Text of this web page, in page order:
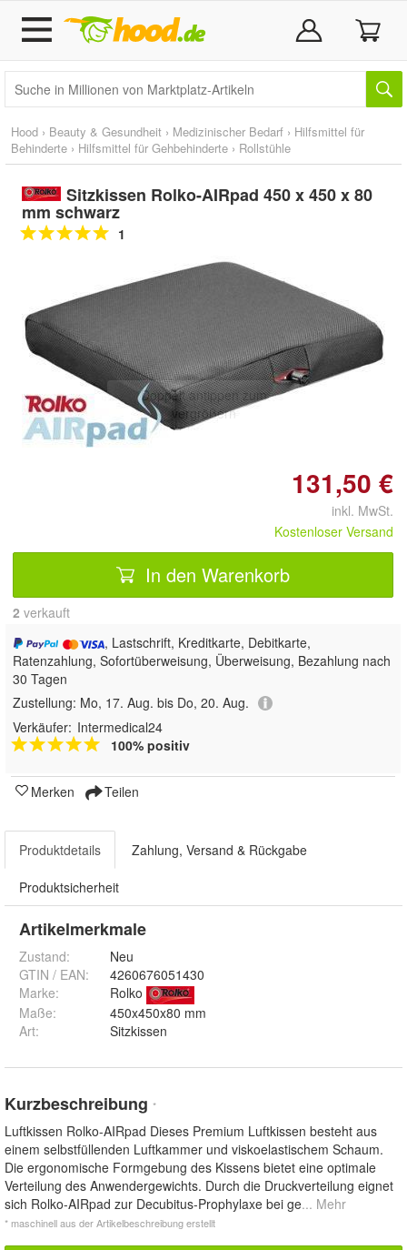
Hood › Beauty & Gesundheit › Medizinischer Bedarf › Hilfsmittel für
Behinderte › Hilfsmittel für Gehbehinderte › Rollstühle
Sitzkissen Rolko-AIRpad 450 x 450 x 80
mm schwarz
1
Doppelt antippen zum
vergrößern
131,50 €
inkl. MwSt.
Kostenloser Versand
In den Warenkorb
2 verkauft
, Lastschrift, Kreditkarte, Debitkarte,
Ratenzahlung, Sofortüberweisung, Überweisung, Bezahlung nach
30 Tagen
Zustellung: Mo, 17. Aug. bis Do, 20. Aug.
Verkäufer: Intermedical24
100% positiv
Merken Teilen
Produktdetails Zahlung, Versand & Rückgabe
Produktsicherheit
Artikelmerkmale
Zustand:
Neu
GTIN / EAN:
4260676051430
Marke:
Rolko
Maße:
450x450x80 mm
Art: Sitzkissen
Kurzbeschreibung *
Luftkissen Rolko-AIRpad Dieses Premium Luftkissen besteht aus
einem selbstfüllenden Luftkammer und viskoelastischem Schaum.
Die ergonomische Formgebung des Kissens bietet eine optimale
Verteilung des Anwendergewichts. Durch die Druckverteilung eignet
sich Rolko-AIRpad zur Decubitus-Prophylaxe bei ge... Mehr
* maschinell aus der Artikelbeschreibung erstellt